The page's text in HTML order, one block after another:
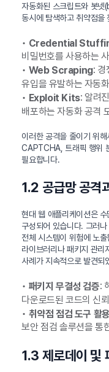
자동화된 스크립트와 봇
동시에 탐색하고 취약점을
• Credential
비밀번호를 사용하는
• Web Scraping: 경
유입을 유발하는 자동
• Exploit Kits: 알려
배포하는 자동화 공격
이러한 공격을 줄이기 위
CAPTCHA, 트래픽 행위
필요합니다.
1.2 공급망 공격
현대 웹 애플리케이션은
구성되어 있습니다. 그러
전체 시스템이 위험에 노
라이브러리나 패키지 관
사례가 지속적으로 발견되
• 패키지 무결성 검증:
다운로드된 코드의 신
• 취약점 점검 도구 활용
보안 점검 솔루션을 통
1.3 제로데이 및